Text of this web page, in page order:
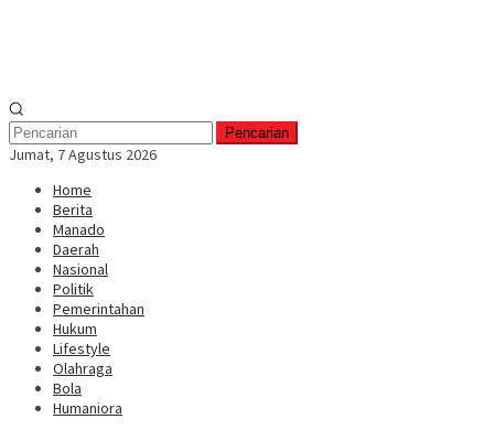
Pencarian
Jumat, 7 Agustus 2026
Home
Berita
Manado
Daerah
Nasional
Politik
Pemerintahan
Hukum
Lifestyle
Olahraga
Bola
Humaniora